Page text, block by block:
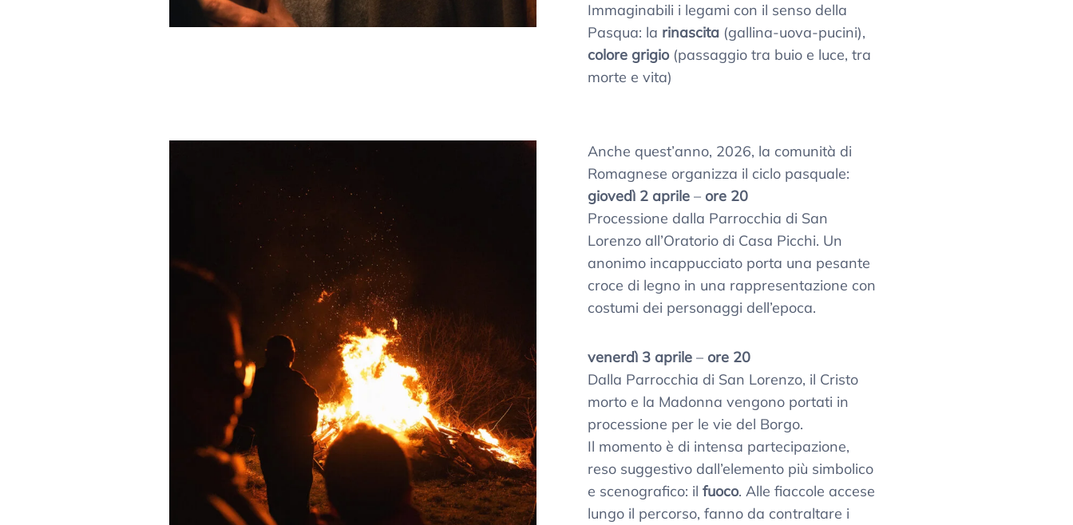
Immaginabili i legami con il senso della
Pasqua: la rinascita (gallina-uova-pucini),
colore grigio(passaggio tra buio e luce, tra
morte e vita)
Anche quest’anno, 2026, la comunità di
Romagnese organizza il ciclo pasquale:
giovedì 2 aprile – ore 20
Processione dalla Parrocchia di San
Lorenzo all’Oratorio di Casa Picchi. Un
anonimo incappucciato porta una pesante
croce di legno in una rappresentazione con
costumi dei personaggi dell’epoca.
venerdì 3 aprile – ore 20
Dalla Parrocchia di San Lorenzo, il Cristo
morto e la Madonna vengono portati in
processione per le vie del Borgo.
Il momento è di intensa partecipazione,
reso suggestivo dall’elemento più simbolico
e scenografico: ilfuoco. Alle fiaccole accese
lungo il percorso, fanno da contraltare i